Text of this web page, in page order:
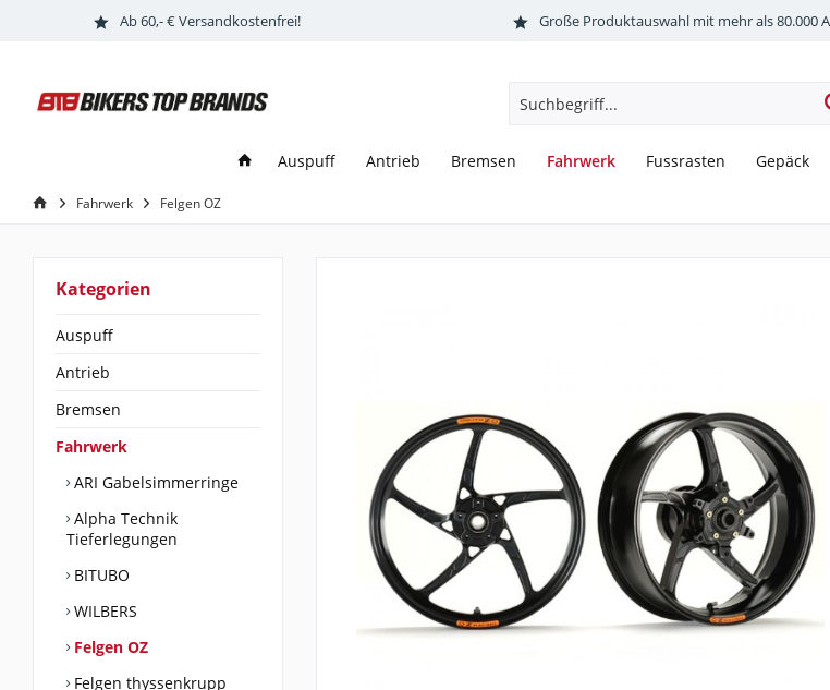
Ab 60,- € Versandkostenfrei! Große Produktauswahl mit mehr als 80.000
Auspuff Antrieb Bremsen Fahrwerk Fussrasten Gepäck
Fahrwerk Felgen OZ
Kategorien
Auspuff
Antrieb
Bremsen
Fahrwerk
ARI Gabelsimmerringe
Alpha Technik
Tieferlegungen
BITUBO
WILBERS
Felgen OZ
Felgen thyssenkrupp